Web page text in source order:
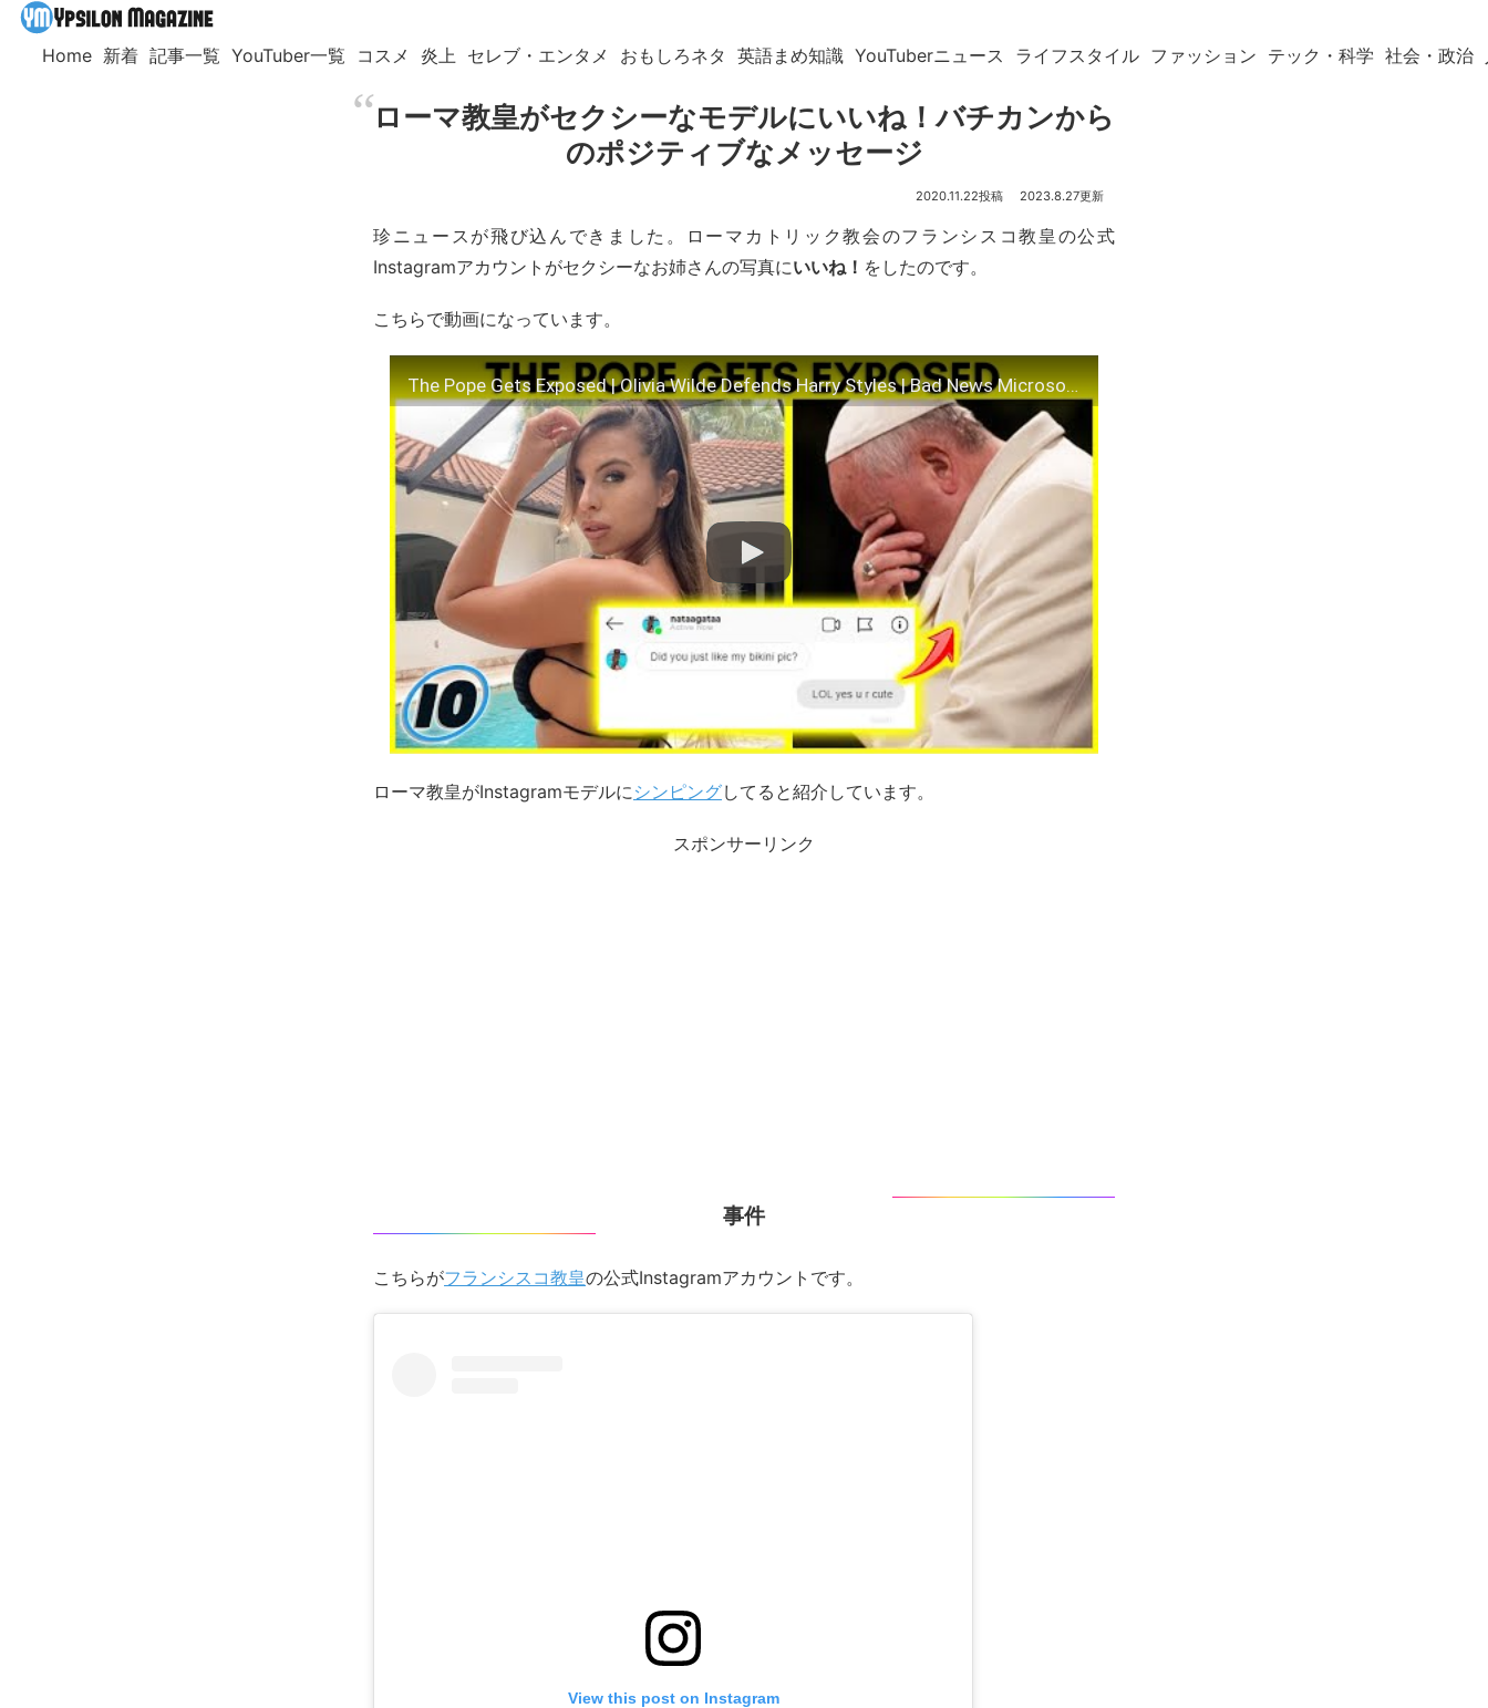
Home 新着 記事一覧 YouTuber一覧 コスメ 炎上 セレブ・エンタメ おもしろネタ 英語まめ知識 YouTuberニュース ライフスタイル ファッション テック・科学 社会・政治
ローマ教皇がセクシーなモデルにいいね！バチカンから
のポジティブなメッセージ
2020.11.22 2023.8.27
珍ニュースが飛び込んできました。ローマカトリック教会のフランシスコ教皇の公式
Instagramアカウントがセクシーなお姉さんの写真にいいね！ をしたのです。
こちらで動画になっています。
The Pope Gets Exposed | Olivia Wilde Defends Harry Styles | Bad News Microsoft Xbox Series X
ローマ教皇がInstagramモデルに シンピングしてると紹介しています。
スポンサーリンク
事件
こちらがフランシスコ教皇の公式Instagramアカウントです。
View this post on Instagram